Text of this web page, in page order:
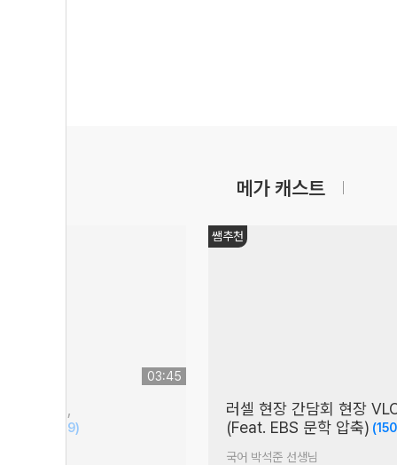
메가 캐스트
03:45
(19)
쌤추천
러셀 현장 간담회 현장
(Feat. EBS 문학 압축)
국어 박석준 선생님